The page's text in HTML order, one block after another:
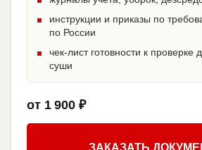
инструкции и приказы по
по России
чек-лист готовности к проверке
суши
от 1 900 ₽
ЗАКАЗАТЬ